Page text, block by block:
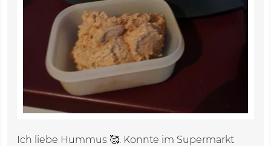
Ich liebe Hummus 🥰. Konnte im Supermarkt